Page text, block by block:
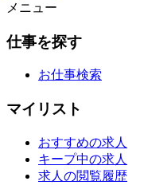
メニュー
仕事を探す
お仕事検索
マイリスト
おすすめの求人
キープ中の求人
求人の閲覧履歴